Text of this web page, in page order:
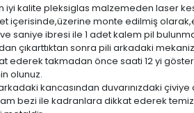
iyi kalite pleksiglas malzemeden laser
içerisinde,üzerine monte edilmiş
saniye ibresi ile 1 adet kalem pil
çıkarttıktan sonra pili arkadaki
ederek takmadan önce saati 12 yi
olunuz.
kancasından duvarınızdaki çiviye
bezi ile kadranlara dikkat ederek